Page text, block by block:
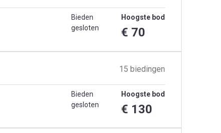
Bieden
gesloten
Hoogste bod
€ 70
15 biedingen
Bieden
gesloten
Hoogste bod
€ 130